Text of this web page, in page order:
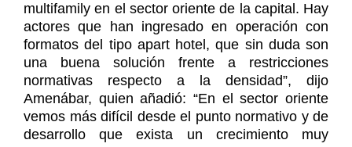
multifamily en el sector oriente de la capital. Hay
actores que han ingresado en operación con
formatos del tipo apart hotel, que sin duda son
una buena solución frente a restricciones
normativas respecto a la densidad”, dijo
Amenábar, quien añadió: “En el sector oriente
vemos más difícil desde el punto normativo y de
desarrollo que exista un crecimiento muy